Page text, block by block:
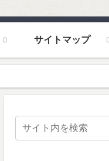
サイトマップ